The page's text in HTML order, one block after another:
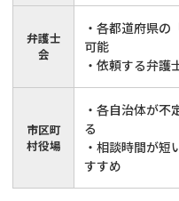
弁護士
会
・各都道府県の
可能
・依頼する弁護
市区町
村役場
・各自治体が不
る
・相談時間が短
すすめ